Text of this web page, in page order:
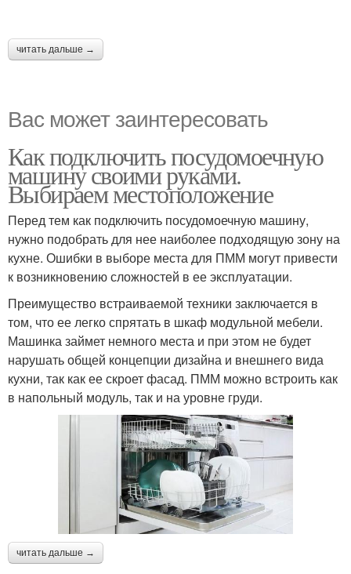
читать дальше →
Вас может заинтересовать
Как подключить посудомоечную
машину своими руками.
Выбираем местоположение
Перед тем как подключить посудомоечную машину,
нужно подобрать для нее наиболее подходящую зону на
кухне. Ошибки в выборе места для ПММ могут привести
к возникновению сложностей в ее эксплуатации.
Преимущество встраиваемой техники заключается в
том, что ее легко спрятать в шкаф модульной мебели.
Машинка займет немного места и при этом не будет
нарушать общей концепции дизайна и внешнего вида
кухни, так как ее скроет фасад. ПММ можно встроить как
в напольный модуль, так и на уровне груди.
читать дальше →